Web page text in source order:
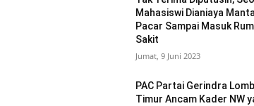
Mahasiswi Dianiaya
Pacar Sampai Masuk
Sakit
Jumat, 9 Juni 2023
PAC Partai Gerindra
Timur Ancam Kader NW